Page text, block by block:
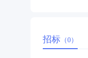
招标 （0）